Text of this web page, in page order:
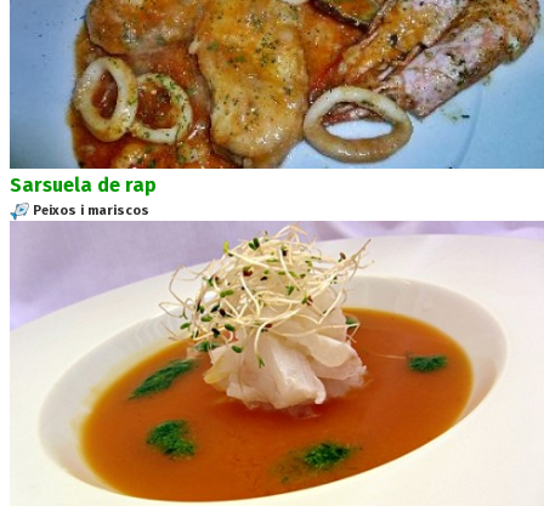
Sarsuela de rap
Peixos i mariscos